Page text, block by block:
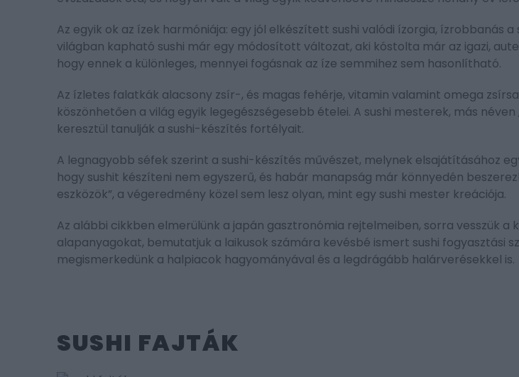
Az egyik ok az ízek harmóniája: egy jól elkészített sushi valódi ízorgia, ízrobbanás a
világban kapható sushi már egy módosított változat, aki kóstolta már az igazi,
hogy ennek a különleges, mennyei fogásnak az íze semmihez sem hasonlítható.
Az ízletes falatkák alacsony zsír-, és magas fehérje, vitamin valamint omega
köszönhetően a világ egyik legegészségesebb ételei. A sushi mesterek, más néven
keresztül tanulják a sushi-készítés fortélyait.
A legnagyobb séfek szerint a sushi-készítés művészet, melynek elsajátításához
hogy sushit készíteni nem egyszerű, és habár manapság már könnyedén
eszközök”, a végeredmény közel sem lesz olyan, mint egy sushi mester kreációja.
Az alábbi cikkben elmerülünk a japán gasztronómia rejtelmeiben, sorra vesszük a
alapanyagokat, bemutatjuk a laikusok számára kevésbé ismert sushi fogyasztási
megismerkedünk a halpiacok hagyományával és a legdrágább halárverésekkel is.
SUSHI FAJTÁK